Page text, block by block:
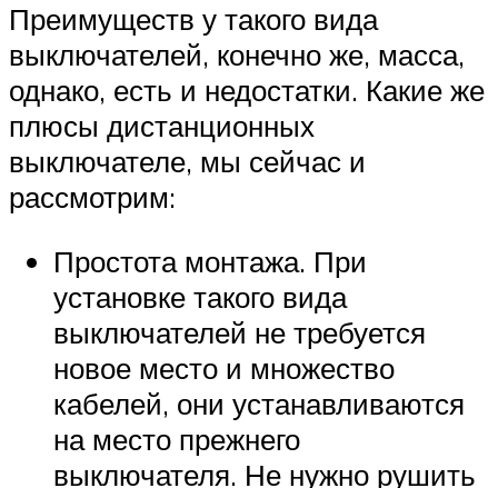
Преимуществ у такого вида
выключателей, конечно же, масса,
однако, есть и недостатки. Какие же
плюсы дистанционных
выключателе, мы сейчас и
рассмотрим:
Простота монтажа. При
установке такого вида
выключателей не требуется
новое место и множество
кабелей, они устанавливаются
на место прежнего
выключателя. Не нужно рушить